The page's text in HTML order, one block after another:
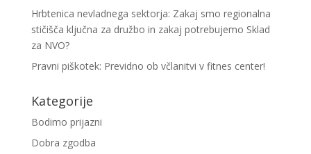
Hrbtenica nevladnega sektorja: Zakaj smo regionalna
stičišča ključna za družbo in zakaj potrebujemo Sklad
za NVO?
Pravni piškotek: Previdno ob včlanitvi v fitnes center!
Kategorije
Bodimo prijazni
Dobra zgodba